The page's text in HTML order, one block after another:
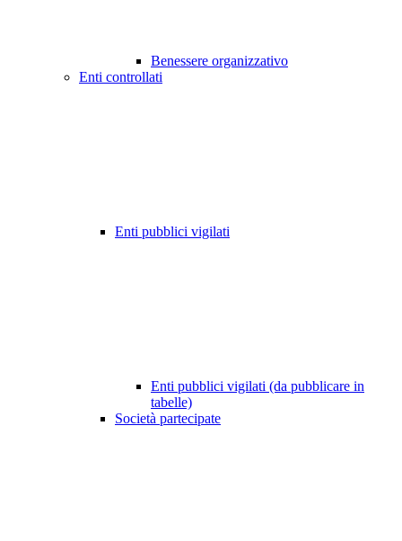
Benessere organizzativo
Enti controllati
Enti pubblici vigilati
Enti pubblici vigilati (da pubblicare in
tabelle)
Società partecipate